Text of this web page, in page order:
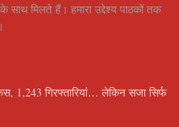
मिलते हैं। हमारा उद्देश्य पाठकों तक
1,243 गिरफ्तारियां… लेकिन सजा सिर्फ